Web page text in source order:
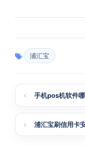
浦汇宝
手机pos机软件
浦汇宝刷信用卡